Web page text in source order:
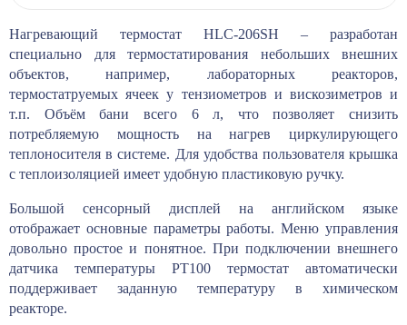
Нагревающий термостат HLC-206SH – разработан
специально для термостатирования небольших внешних
объектов, например, лабораторных реакторов,
термостатруемых ячеек у тензиометров и вискозиметров и
т.п. Объём бани всего 6 л, что позволяет снизить
потребляемую мощность на нагрев циркулирующего
теплоносителя в системе. Для удобства пользователя крышка
с теплоизоляцией имеет удобную пластиковую ручку.
Большой сенсорный дисплей на английском языке
отображает основные параметры работы. Меню управления
довольно простое и понятное. При подключении внешнего
датчика температуры РТ100 термостат автоматически
поддерживает заданную температуру в химическом
реакторе.